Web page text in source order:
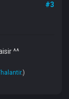
#3
^^
.)